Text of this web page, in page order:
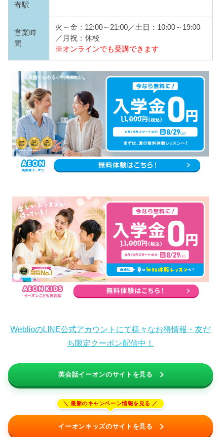
寄駅
営業時
間
火～金：12:00～21:00／土日：10:00～19:00
／月祝：休校
※オンラインでも受講できます
WeblioのLINE公式アカウントにて様々なお得情報・友だ
ち限定クーポン配信中！
英会話イーオンのサイトを見る
イーオンキッズのサイトを見る